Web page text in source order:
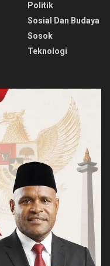
Politik
Sosial Dan Budaya
Sosok
Teknologi